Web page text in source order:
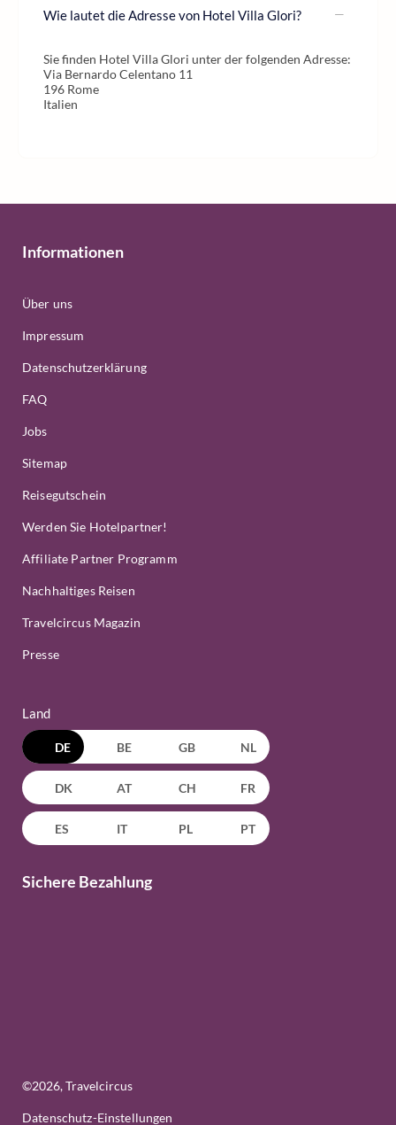
Wie lautet die Adresse von Hotel Villa Glori?
Sie finden Hotel Villa Glori unter der folgenden Adresse:
Via Bernardo Celentano 11
196 Rome
Italien
Informationen
Über uns
Impressum
Datenschutzerklärung
FAQ
Jobs
Sitemap
Reisegutschein
Werden Sie Hotelpartner!
Affiliate Partner Programm
Nachhaltiges Reisen
Travelcircus Magazin
Presse
Land
DE BE GB NL
DK AT CH FR
ES IT PL PT
Sichere Bezahlung
©2026, Travelcircus
Datenschutz-Einstellungen